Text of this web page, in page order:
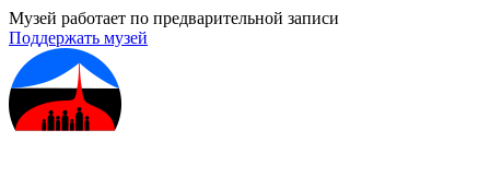
Музей работает по предварительной записи
Поддержать музей